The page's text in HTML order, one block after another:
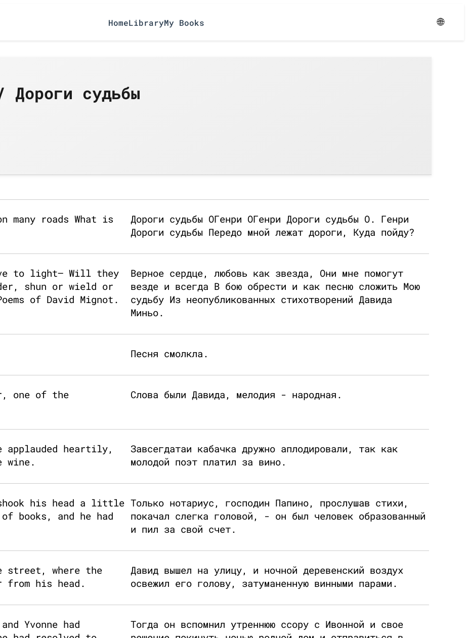
HomeLibraryMy Books 🌐
судьбы
many roads What is
Дороги судьбы ОГенри ОГенри Дороги судьбы О. Генри
Дороги судьбы Передо мной лежат дороги, Куда пойду?
to light— Will they
shun or wield or
of David Mignot.
Верное сердце, любовь как звезда, Они мне помогут
везде и всегда В бою обрести и как песню сложить Мою
судьбу Из неопубликованных стихотворений Давида
Миньо.
Песня смолкла.
one of the
Слова были Давида, мелодия - народная.
applauded heartily,
wine.
Завсегдатаи кабачка дружно аплодировали, так как
молодой поэт платил за вино.
his head a little
books, and he had
Только нотариус, господин Папино, прослушав стихи,
покачал слегка головой, - он был человек образованный
и пил за свой счет.
street, where the
from his head.
Давид вышел на улицу, и ночной деревенский воздух
освежил его голову, затуманенную винными парами.
Yvonne had
Тогда он вспомнил утреннюю ссору с Ивонной и свое